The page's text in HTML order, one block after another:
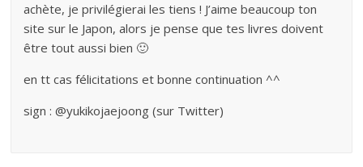
achète, je privilégierai les tiens ! J’aime beaucoup ton
site sur le Japon, alors je pense que tes livres doivent
être tout aussi bien 🙂
en tt cas félicitations et bonne continuation ^^
sign : @yukikojaejoong (sur Twitter)